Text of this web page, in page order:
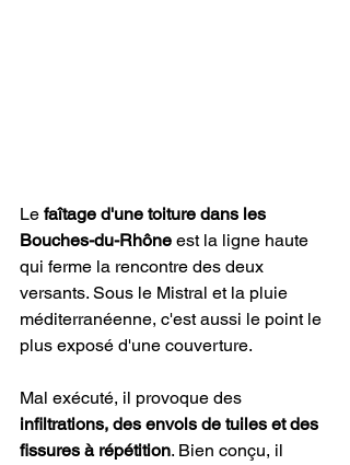
Le faîtage d'une toiture dans les
Bouches-du-Rhône est la ligne haute
qui ferme la rencontre des deux
versants. Sous le Mistral et la pluie
méditerranéenne, c'est aussi le point le
plus exposé d'une couverture.
Mal exécuté, il provoque des
infiltrations, des envols de tuiles et des
fissures à répétition. Bien conçu, il